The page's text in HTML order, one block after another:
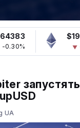
-0.30%
UA